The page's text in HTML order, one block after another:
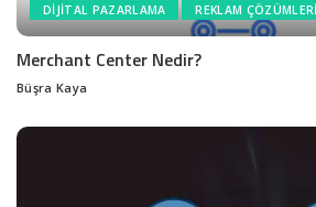
DIJITAL PAZARLAMA REKLAM ÇÖZÜMLERI
Merchant Center Nedir?
Posted
Büşra Kaya